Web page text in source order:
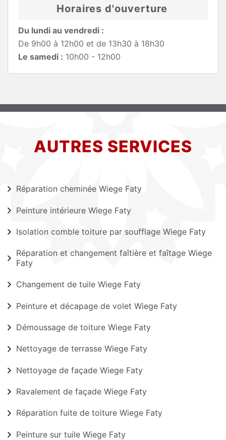
Horaires d'ouverture
Du lundi au vendredi :
De 9h00 à 12h00 et de 13h30 à 18h30
Le samedi : 10h00 - 12h00
AUTRES SERVICES
Réparation cheminée Wiege Faty
Peinture intérieure Wiege Faty
Isolation comble toiture par soufflage Wiege Faty
Réparation et changement faîtière et faîtage Wiege
Faty
Changement de tuile Wiege Faty
Peinture et décapage de volet Wiege Faty
Démoussage de toiture Wiege Faty
Nettoyage de terrasse Wiege Faty
Nettoyage de façade Wiege Faty
Ravalement de façade Wiege Faty
Réparation fuite de toiture Wiege Faty
Peinture sur tuile Wiege Faty